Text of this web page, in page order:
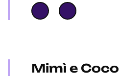
Mimì e